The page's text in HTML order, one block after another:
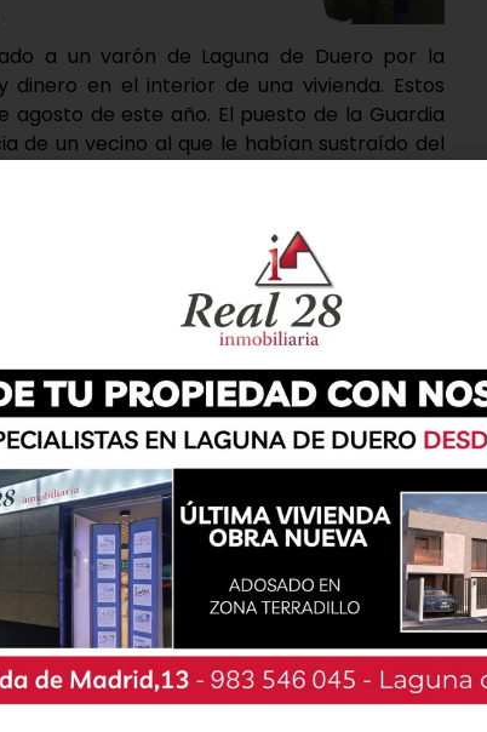
a un varón de Laguna de Duero por la
en el interior de una vivienda. Estos
agosto de este año. El puesto de la Guardia
de un vecino al que le habían sustraído del
euros en metálico y una caja con diversas
los hechos e identificar al autor, se
el piso del denunciante y, a la vez, se
joyas, según afirma el comunicado de la
de Laguna de Duero ha instruido las
puestas a disposición del Juzgado de